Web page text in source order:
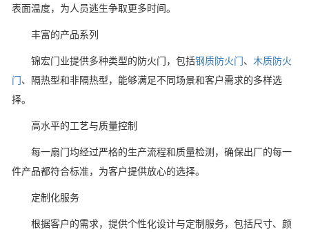
表面温度，为人员逃生争取更多时间。
丰富的产品系列
锦宏门业提供多种类型的防火门，包括钢质防火门、 木质防火
门、隔热型和非隔热型，能够满足不同场景和客户需求的多样选
择。
高水平的工艺与质量控制
每一扇门均经过严格的生产流程和质量检测，确保出厂的每一
件产品都符合标准，为客户提供放心的选择。
定制化服务
根据客户的需求，提供个性化设计与定制服务，包括尺寸、颜